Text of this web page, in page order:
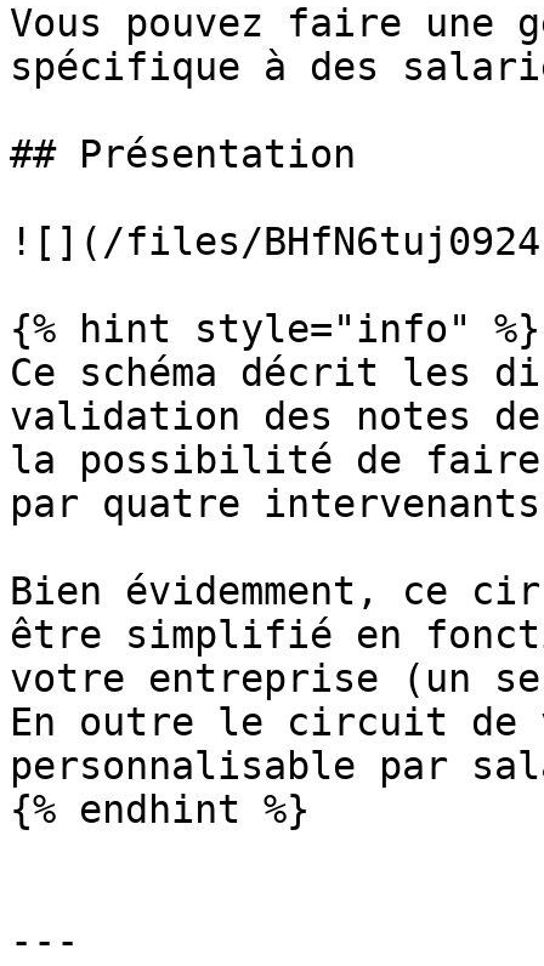
Vous pouvez faire une
spécifique à des
## Présentation
![](/files/
{% hint style="info" %}
Ce schéma décrit les
validation des notes
la possibilité de faire
par quatre
Bien évidemment, ce
être simplifié en
votre entreprise (un
En outre le circuit de
personnalisable par
{% endhint %}
---